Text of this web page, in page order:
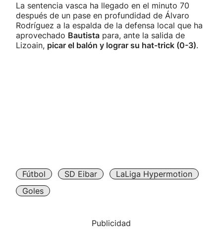
La sentencia vasca ha llegado en el minuto 70
después de un pase en profundidad de Álvaro
Rodríguez a la espalda de la defensa local que ha
aprovechado Bautista para, ante la salida de
Lizoain, picar el balón y lograr su hat-trick (0-3).
Fútbol SD Eibar
LaLiga Hypermotion
Goles
Publicidad